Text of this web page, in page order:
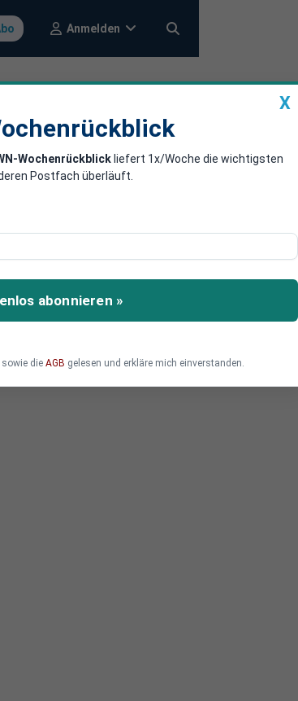
Anmelden
in der Türkei.
X
Wochenrückblick liefert 1x/Woche die wichtigsten
Postfach überläuft.
abonnieren »
sowie die AGB gelesen und erkläre mich einverstanden.